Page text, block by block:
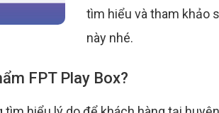
tìm hiểu và tham khảo
này nhé.
FPT Play Box?